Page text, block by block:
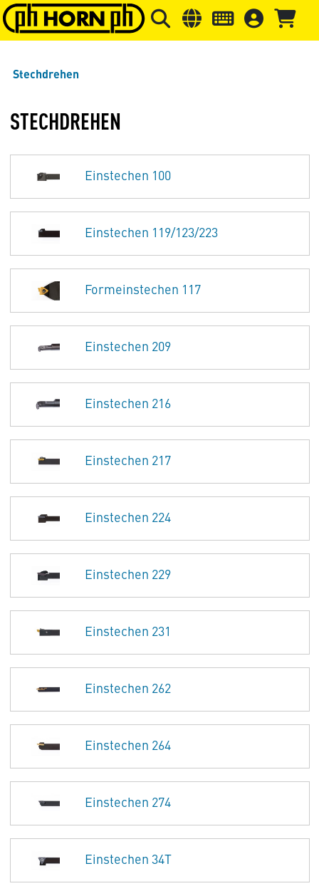
Springe zu Hauptinhalt Springe zum Header Springe
Stechdrehen
STECHDREHEN
Einstechen 100
Einstechen 119/123/223
Formeinstechen 117
Einstechen 209
Einstechen 216
Einstechen 217
Einstechen 224
Einstechen 229
Einstechen 231
Einstechen 262
Einstechen 264
Einstechen 274
Einstechen 34T